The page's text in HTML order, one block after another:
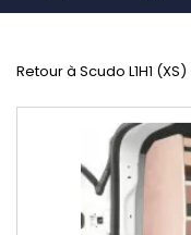
Retour à Scudo L1H1 (XS)